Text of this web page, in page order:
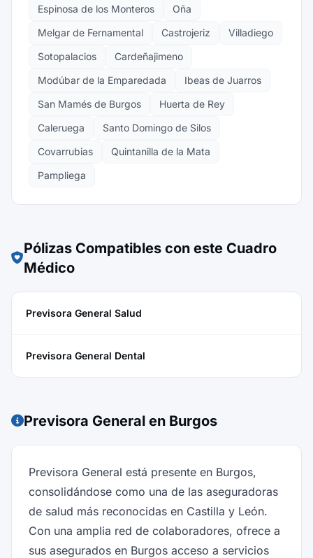
Espinosa de los Monteros
Oña
Melgar de Fernamental
Castrojeriz
Villadiego
Sotopalacios
Cardeñajimeno
Modúbar de la Emparedada
Ibeas de Juarros
San Mamés de Burgos
Huerta de Rey
Caleruega
Santo Domingo de Silos
Covarrubias
Quintanilla de la Mata
Pampliega
Pólizas Compatibles con este Cuadro
Médico
Previsora General Salud
Previsora General Dental
Previsora General en Burgos
Previsora General está presente en Burgos,
consolidándose como una de las aseguradoras
de salud más reconocidas en Castilla y León.
Con una amplia red de colaboradores, ofrece a
sus asegurados en Burgos acceso a servicios